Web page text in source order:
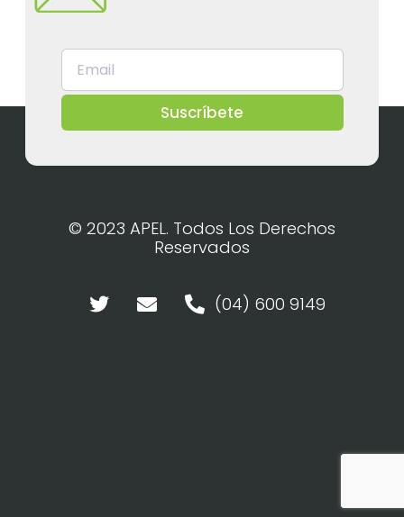
Suscríbete
© 2023 APEL. Todos Los Derechos
Reservados
(04) 600 9149